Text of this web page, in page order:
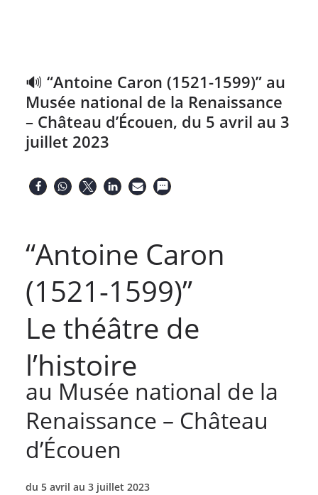
🔊 “Antoine Caron (1521-1599)” au
Musée national de la Renaissance
– Château d’Écouen, du 5 avril au 3
juillet 2023
“Antoine Caron
(1521-1599)”
Le théâtre de
l’histoire
au Musée national de la
Renaissance – Château
d’Écouen
du 5 avril au 3 juillet 2023